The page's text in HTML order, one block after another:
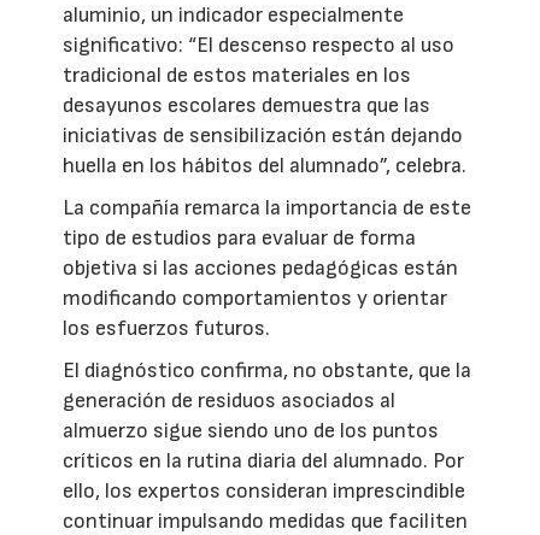
aluminio, un indicador especialmente
significativo: “El descenso respecto al uso
tradicional de estos materiales en los
desayunos escolares demuestra que las
iniciativas de sensibilización están dejando
huella en los hábitos del alumnado”, celebra.
La compañía remarca la importancia de este
tipo de estudios para evaluar de forma
objetiva si las acciones pedagógicas están
modificando comportamientos y orientar
los esfuerzos futuros.
El diagnóstico confirma, no obstante, que la
generación de residuos asociados al
almuerzo sigue siendo uno de los puntos
críticos en la rutina diaria del alumnado. Por
ello, los expertos consideran imprescindible
continuar impulsando medidas que faciliten